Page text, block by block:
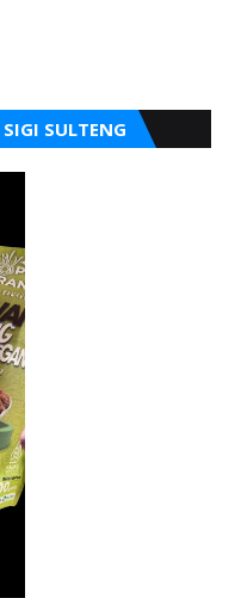
SULTENG